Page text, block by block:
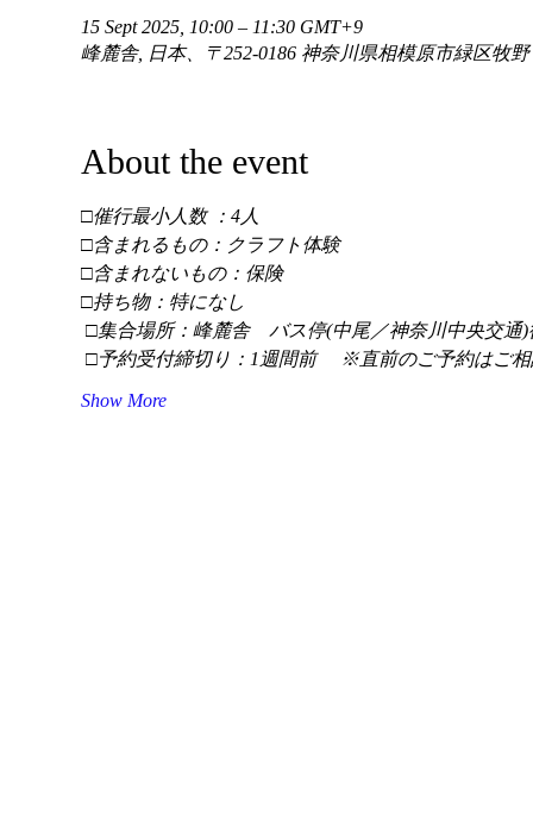
15 Sept 2025, 10:00 – 11:30 GMT+9
峰麓舎, 日本、〒252-0186 神奈川県相模原市緑区牧
About the event
□催行最小人数 ：4人
□含まれるもの：クラフト体験
□含まれないもの：保険
□持ち物：特になし
□集合場所：峰麓舎　バス停(中尾／神奈川中央交通)
□予約受付締切り：1週間前 　※直前のご予約はご
Show More